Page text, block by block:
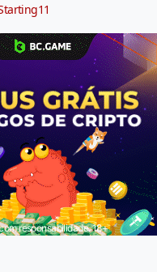
responsabilidade. 18+